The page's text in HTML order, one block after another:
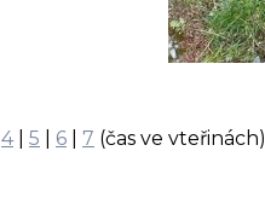
4| 5 6 7 (čas ve vteřinách)